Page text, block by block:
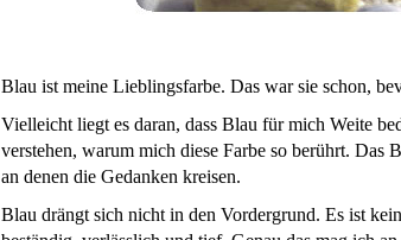
Blau ist meine Lieblingsfarbe. Das war sie schon,
Vielleicht liegt es daran, dass Blau für mich Weite
verstehen, warum mich diese Farbe so berührt. Das
an denen die Gedanken kreisen.
Blau drängt sich nicht in den Vordergrund. Es ist